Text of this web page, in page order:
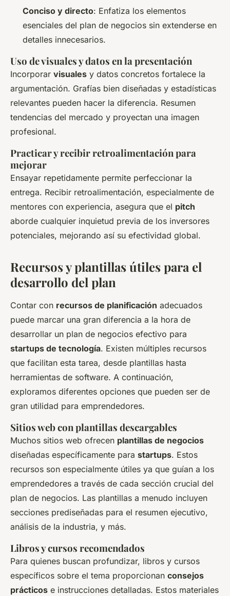
Conciso y directo: Enfatiza los elementos
esenciales del plan de negocios sin extenderse en
detalles innecesarios.
Uso de visuales y datos en la presentación
Incorporar visuales y datos concretos fortalece la
argumentación. Grafías bien diseñadas y estadísticas
relevantes pueden hacer la diferencia. Resumen
tendencias del mercado y proyectan una imagen
profesional.
Practicar y recibir retroalimentación para
mejorar
Ensayar repetidamente permite perfeccionar la
entrega. Recibir retroalimentación, especialmente de
mentores con experiencia, asegura que el pitch
aborde cualquier inquietud previa de los inversores
potenciales, mejorando así su efectividad global.
Recursos y plantillas útiles para el
desarrollo del plan
Contar con recursos de planificación adecuados
puede marcar una gran diferencia a la hora de
desarrollar un plan de negocios efectivo para
startups de tecnología. Existen múltiples recursos
que facilitan esta tarea, desde plantillas hasta
herramientas de software. A continuación,
exploramos diferentes opciones que pueden ser de
gran utilidad para emprendedores.
Sitios web con plantillas descargables
Muchos sitios web ofrecen plantillas de negocios
diseñadas específicamente para startups. Estos
recursos son especialmente útiles ya que guían a los
emprendedores a través de cada sección crucial del
plan de negocios. Las plantillas a menudo incluyen
secciones prediseñadas para el resumen ejecutivo,
análisis de la industria, y más.
Libros y cursos recomendados
Para quienes buscan profundizar, libros y cursos
específicos sobre el tema proporcionan consejos
prácticos e instrucciones detalladas. Estos materiales